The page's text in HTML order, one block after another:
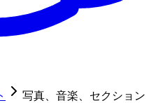
写真、音楽、セクション